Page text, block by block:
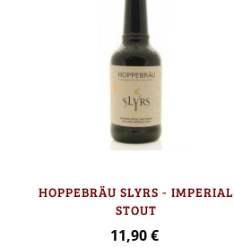
HOPPEBRÄU SLYRS - IMPERIAL
STOUT
11,90 €